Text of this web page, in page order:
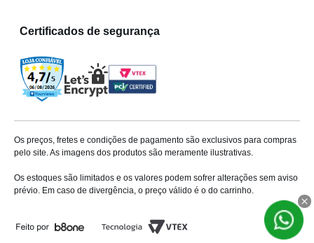
Certificados de segurança
Os preços, fretes e condições de pagamento são exclusivos para compras
pelo site. As imagens dos produtos são meramente ilustrativas.
Os estoques são limitados e os valores podem sofrer alterações sem aviso
prévio. Em caso de divergência, o preço válido é o do carrinho.